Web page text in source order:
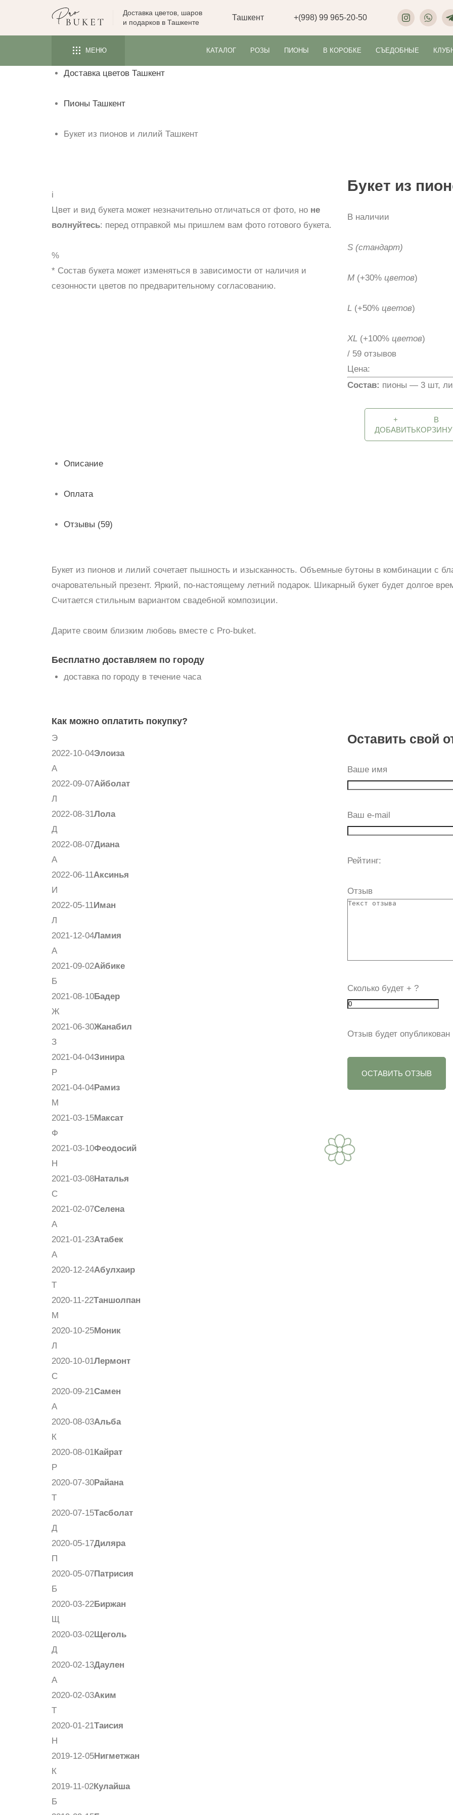
ЦВЕТЫ
РОЗЫ
ПИОНЫ
ТЮЛЬПАНЫ
ПОВОД
ПОДАРКИ
ШАРЫ
Доставка цветов, шаров
и подарков в Ташкенте
Ташкент +(998) 99 965-20-50
МЕНЮ КАТАЛОГ РОЗЫ ПИОНЫ В КОРОБКЕ СЪЕДОБНЫЕ
Доставка цветов Ташкент
Пионы Ташкент
Букет из пионов и лилий Ташкент
i
Цвет и вид букета может незначительно отличаться от фото, но не
волнуйтесь: перед отправкой мы пришлем вам фото готового букета.
%
* Состав букета может изменяться в зависимости от наличия и
сезонности цветов по предварительному согласованию.
Букет из
В наличии
S (стандарт)
M (+30% цветов)
L (+50% цветов)
XL (+100% цветов)
/ 59 отзывов
Цена:
Состав: пионы — 3 шт,
+
ДОБАВИТЬ
В
КОРЗИНУ
Описание
Оплата
Отзывы (59)
Букет из пионов и лилий сочетает пышность и изысканность. Объемные бутоны в комбинации с
очаровательный презент. Яркий, по-настоящему летний подарок. Шикарный букет будет долгое
Считается стильным вариантом свадебной композиции.
Дарите своим близким любовь вместе с Pro-buket.
Бесплатно доставляем по городу
доставка по городу в течение часа
Как можно оплатить покупку?
Э
2022-10-04Элоиза
А
2022-09-07Айболат
Л
2022-08-31Лола
Д
2022-08-07Диана
А
2022-06-11Аксинья
И
2022-05-11Иман
Л
2021-12-04Ламия
А
2021-09-02Айбике
Б
2021-08-10Бадер
Ж
2021-06-30Жанабил
З
2021-04-04Зинира
Р
2021-04-04Рамиз
М
2021-03-15Максат
Ф
2021-03-10Феодосий
Н
2021-03-08Наталья
С
2021-02-07Селена
А
2021-01-23Атабек
А
2020-12-24Абулхаир
Т
2020-11-22Таншолпан
М
2020-10-25Моник
Л
2020-10-01Лермонт
С
2020-09-21Самен
А
2020-08-03Альба
К
2020-08-01Кайрат
Р
2020-07-30Райана
Т
2020-07-15Тасболат
Д
2020-05-17Диляра
П
2020-05-07Патрисия
Б
2020-03-22Биржан
Щ
2020-03-02Щеголь
Д
2020-02-13Даулен
А
2020-02-03Аким
Т
2020-01-21Таисия
Н
2019-12-05Нигметжан
К
2019-11-02Кулайша
Б
Оставить свой
Ваше имя
Ваш e-mail
Рейтинг:
Отзыв
Сколько будет + ?
Отзыв будет
ОСТАВИТЬ ОТЗЫВ